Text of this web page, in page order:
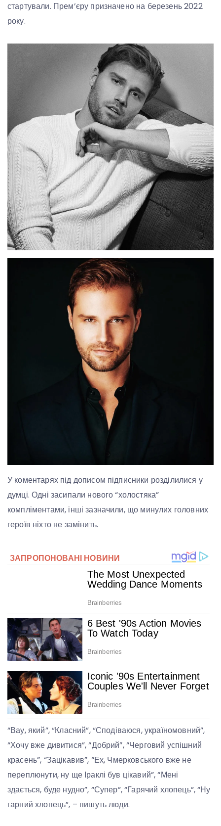
стартували. Прем’єру призначено на березень 2022
року.
У коментарях під дописом підписники розділилися у
думці. Одні засипали нового “холостяка”
компліментами, інші зазначили, що минулих головних
героїв ніхто не замінить.
“Вау, який”, “Класний”, “Сподіваюся, україномовний”,
“Хочу вже дивитися”, “Добрий”, “Черговий успішний
красень”, “Зацікавив”, “Ех, Чмерковського вже не
переплюнути, ну ще Іраклі був цікавий”, “Мені
здається, буде нудно”, “Супер”, “Гарячий хлопець”, “Ну
гарний хлопець”, – пишуть люди.